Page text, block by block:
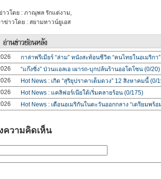
าวโดย : ภาณุพล รักแต่งาม,
ข่าวโดย : สยามทาวน์ยูเอส
กาล่าพรีเมียร์ “ล่าม” หนังสะท้อนชีวิต “คนไทยในอเมริกา
“แก๊งซิ่ง” ป่วนแอลเอ เผารถ-บุกปล้นร้านออโตโซน (0/20)
Hot News : เกิด “สุริยุปราคาเต็มดวง” 12 สิงหาคมนี้ (0/
Hot News : แคลิฟอร์เนียใต้เริ่มคลายร้อน (0/175)
Hot News : เตือนอเมริกันในตะวันออกกลาง “เตรียมพร้
ความคิดเห็น